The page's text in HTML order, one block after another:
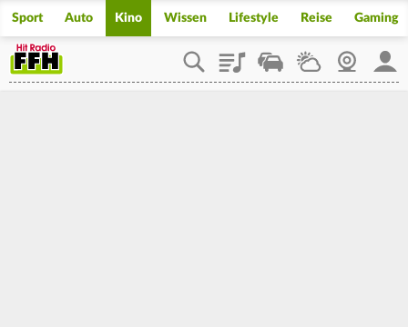
Sport Auto Kino Wissen Lifestyle Reise Gaming
PlaylistStaupilotWetterWebcam